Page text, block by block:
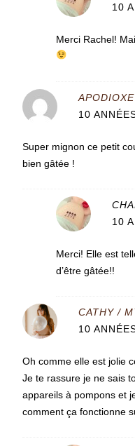
10
Merci Rachel!
APODIOXE
10
Super mignon ce petit
bien gâtée !
10
Merci! Elle est
d’être gâtée!!
CATHY /
10
Oh comme elle est jolie
Je te rassure je ne sais
appareils à pompons et
comment ça fonctionne